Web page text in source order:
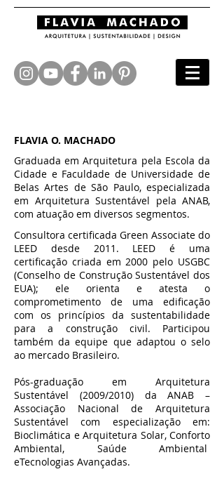
FLAVIA O. MACHADO
Graduada em Arquitetura pela Escola da
Cidade e Faculdade de Universidade de
Belas Artes de São Paulo, especializada
em Arquitetura Sustentável pela ANAB,
com atuação em diversos segmentos.​
Consultora certificada Green Associate do
LEED desde 2011. LEED é uma
certificação criada em 2000 pelo USGBC
(Conselho de Construção Sustentável dos
EUA); ele orienta e atesta o
comprometimento de uma edificação
com os princípios da sustentabilidade
para a construção civil. Participou
também da equipe que adaptou o selo
ao mercado Brasileiro.​
Pós-graduação em Arquitetura
Sustentável (2009/2010) da ANAB –
Associação Nacional de Arquitetura
Sustentável com especialização em:
Bioclimática e Arquitetura Solar, Conforto
Ambiental, Saúde Ambiental
eTecnologias Avançadas.